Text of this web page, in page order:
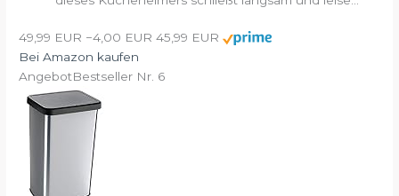
49,99 EUR −4,00 EUR 45,99 EUR
Bei Amazon kaufen
AngebotBestseller Nr. 6